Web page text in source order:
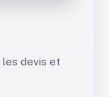
les devis et